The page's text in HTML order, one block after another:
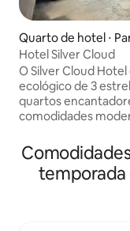
Quarto de hotel ⋅
Hotel Silver Cloud
O Silver Cloud Hotel
ecológico de 3
quartos
comodidades
jantar perfeitas.
ideal para viajantes
que preferem
temporada